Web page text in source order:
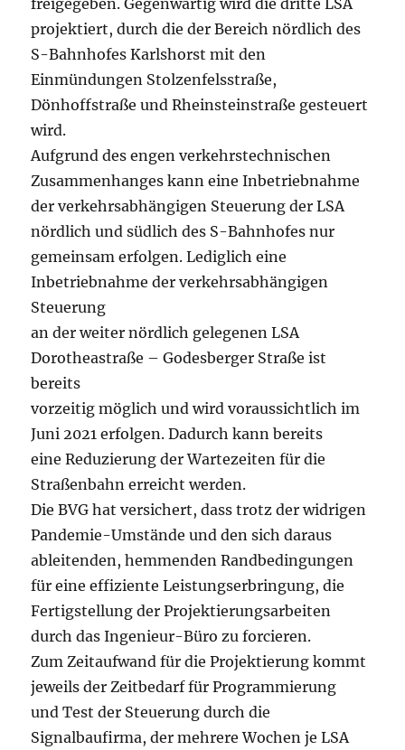
freigegeben. Gegenwärtig wird die dritte LSA
projektiert, durch die der Bereich nördlich des
S-Bahnhofes Karlshorst mit den
Einmündungen Stolzenfelsstraße,
Dönhoffstraße und Rheinsteinstraße gesteuert
wird.
Aufgrund des engen verkehrstechnischen
Zusammenhanges kann eine Inbetriebnahme
der verkehrsabhängigen Steuerung der LSA
nördlich und südlich des S-Bahnhofes nur
gemeinsam erfolgen. Lediglich eine
Inbetriebnahme der verkehrsabhängigen
Steuerung
an der weiter nördlich gelegenen LSA
Dorotheastraße – Godesberger Straße ist
bereits
vorzeitig möglich und wird voraussichtlich im
Juni 2021 erfolgen. Dadurch kann bereits
eine Reduzierung der Wartezeiten für die
Straßenbahn erreicht werden.
Die BVG hat versichert, dass trotz der widrigen
Pandemie-Umstände und den sich daraus
ableitenden, hemmenden Randbedingungen
für eine effiziente Leistungserbringung, die
Fertigstellung der Projektierungsarbeiten
durch das Ingenieur-Büro zu forcieren.
Zum Zeitaufwand für die Projektierung kommt
jeweils der Zeitbedarf für Programmierung
und Test der Steuerung durch die
Signalbaufirma, der mehrere Wochen je LSA